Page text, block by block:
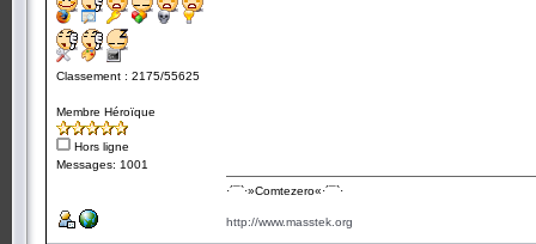
Classement : 2175/55625
Membre Héroïque
Hors ligne
Messages: 1001
·´¯`·­»Comtezero«­·´¯`·
http://www.masstek.org